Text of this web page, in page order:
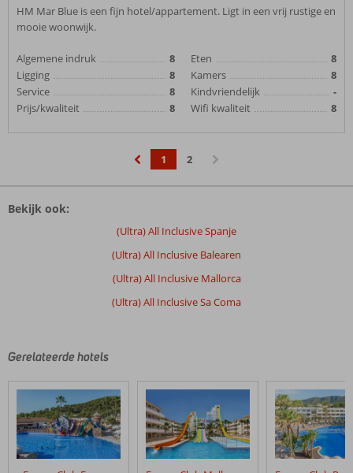
HM Mar Blue is een fijn hotel/appartement. Ligt in een vrij rustige en
mooie woonwijk.
Algemene indruk
8
Ligging
8
Service
8
Prijs/kwaliteit
8
Eten
8
Kamers
8
Kindvriendelijk
-
Wifi kwaliteit
8
1
2
Bekijk ook:
(Ultra) All Inclusive Spanje
(Ultra) All Inclusive Balearen
(Ultra) All Inclusive Mallorca
(Ultra) All Inclusive Sa Coma
Gerelateerde hotels